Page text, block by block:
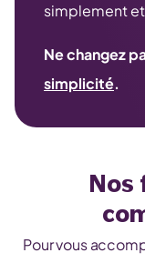
simplement
Ne changez
simplicité.
Pour vous